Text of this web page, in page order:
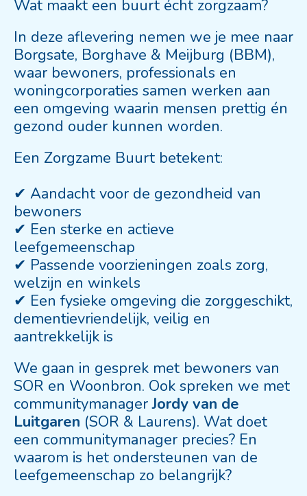
Wat maakt een buurt écht zorgzaam?
In deze aflevering nemen we je mee naar
Borgsate, Borghave & Meijburg (BBM),
waar bewoners, professionals en
woningcorporaties samen werken aan
een omgeving waarin mensen prettig én
gezond ouder kunnen worden.
Een Zorgzame Buurt betekent:
✔ Aandacht voor de gezondheid van
bewoners
✔ Een sterke en actieve
leefgemeenschap
✔ Passende voorzieningen zoals zorg,
welzijn en winkels
✔ Een fysieke omgeving die zorggeschikt,
dementievriendelijk, veilig en
aantrekkelijk is
We gaan in gesprek met bewoners van
SOR en Woonbron. Ook spreken we met
communitymanagerJordy van de
Luitgaren (SOR & Laurens). Wat doet
een communitymanager precies? En
waarom is het ondersteunen van de
leefgemeenschap zo belangrijk?